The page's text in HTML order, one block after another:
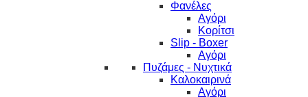
Φανέλες
Αγόρι
Κορίτσι
Slip - Boxer
Αγόρι
Πυζάμες - Νυχτικά
Καλοκαιρινά
Αγόρι